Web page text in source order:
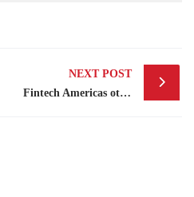
NEXT POST
Fintech Americas otorga premio a Banco Lafise